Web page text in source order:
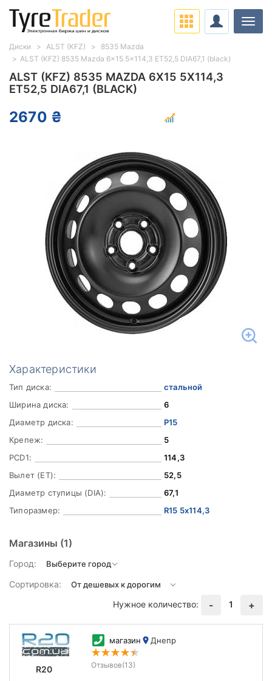
ALST (KFZ) 8535 MAZDA 6X15 5X114,3
ET52,5 DIA67,1 (BLACK)
2670 ₴
Характеристики
Тип диска:
стальной
Ширина диска:
6
Диаметр диска:
Р15
Крепеж:
5
PCD1:
114,3
Вылет (ET):
52,5
Диаметр ступицы (DIA):
67,1
Типоразмер:
R15 5x114,3
Магазины (1)
Город:
Сортировка:
Нужное количество:
- 1 +
R20
магазин Днепр
Отзывов(13)
Диски ALST (KFZ)
8535 Mazda
ALST (KFZ) 8535 Mazda 6x15 5x114,3 ET52,5 DIA67,1 (black)